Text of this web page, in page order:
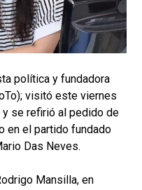
política y fundadora
visitó este viernes
y se refirió al pedido de
en el partido fundado
Das Neves.
Mansilla, en